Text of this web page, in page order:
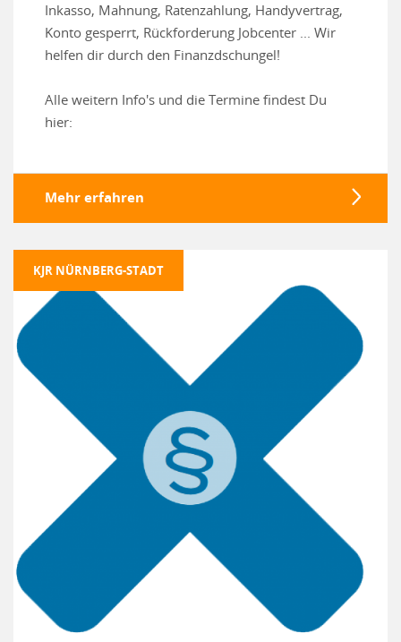
Inkasso, Mahnung, Ratenzahlung, Handyvertrag,
Konto gesperrt, Rückforderung Jobcenter ... Wir
helfen dir durch den Finanzdschungel!
Alle weitern Info's und die Termine findest Du
hier:
Mehr erfahren
KJR NÜRNBERG-STADT